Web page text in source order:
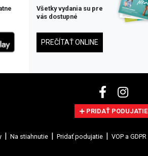
Všetky vydania su pre
vás dostupné
PREČÍTAŤ ONLINE
PRIDAŤ PODUJATIE
Na stiahnutie Pridať podujatie VOP a GDPR